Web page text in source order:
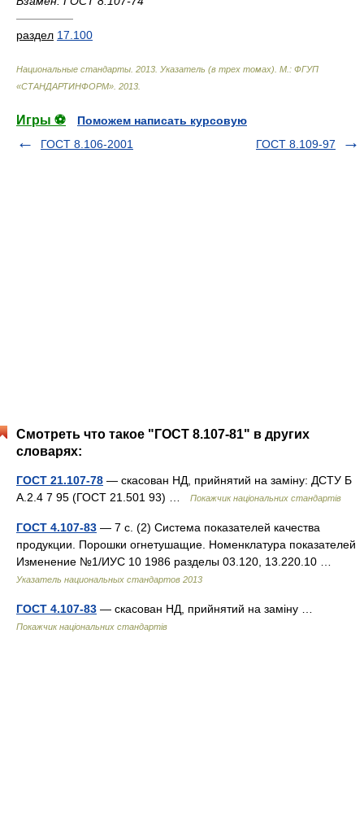
—————
раздел 17.100
Национальные стандарты. 2013. Указатель (в трех томах). М.: ФГУП
«СТАНДАРТИНФОРМ» 2013
Игры ⚽
Поможем написать курсовую
ГОСТ 8.106-2001
ГОСТ 8.109-97
Смотреть что такое "ГОСТ 8.107-81" в других
словарях:
ГОСТ 21.107-78 — скасован НД, прийнятий на заміну: ДСТУ Б
А.2.4 7 95 (ГОСТ 21.501 93) …
Покажчик національних стандартів
ГОСТ 4.107-83 — 7 с. (2) Система показателей качества
продукции. Порошки огнетушащие. Номенклатура показателей
Изменение №1/ИУС 10 1986 разделы 03.120, 13.220.10 …
Указатель национальных стандартов 2013
ГОСТ 4.107-83 — скасован НД, прийнятий на заміну …
Покажчик національних стандартів